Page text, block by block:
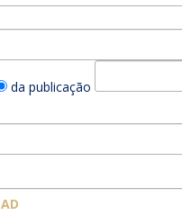
da publicação
AD